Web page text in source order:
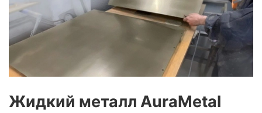
Жидкий металл AuraMetal